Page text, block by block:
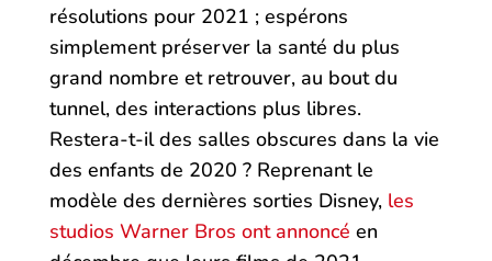
résolutions pour 2021 ; espérons
simplement préserver la santé du plus
grand nombre et retrouver, au bout du
tunnel, des interactions plus libres.
Restera-t-il des salles obscures dans la vie
des enfants de 2020 ? Reprenant le
modèle des dernières sorties Disney, les
studios Warner Bros ont annoncé en